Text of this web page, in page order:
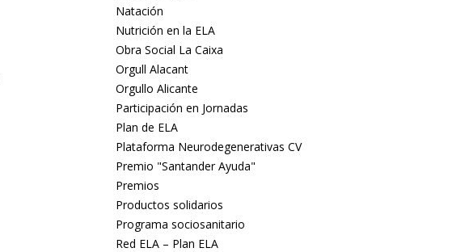
Natación
Nutrición en la ELA
Obra Social La Caixa
Orgull Alacant
Orgullo Alicante
Participación en Jornadas
Plan de ELA
Plataforma Neurodegenerativas CV
Premio "Santander Ayuda"
Premios
Productos solidarios
Programa sociosanitario
Red ELA – Plan ELA